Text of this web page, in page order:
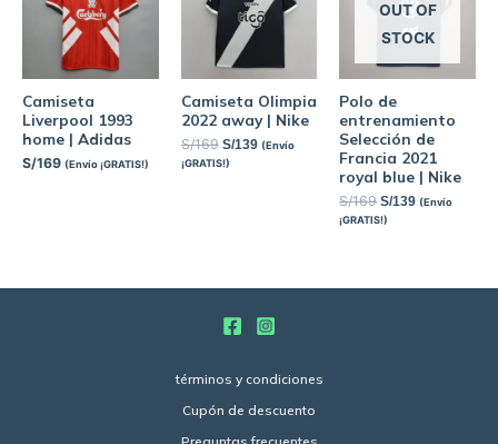
Camiseta
Liverpool 1993
home | Adidas
S/169 (Envío ¡GRATIS!)
Camiseta Olimpia
2022 away | Nike
S/169 S/139 (Envío
¡GRATIS!)
OUT OF
STOCK
Polo de
entrenamiento
Selección de
Francia 2021
royal blue | Nike
S/169 S/139 (Envío
¡GRATIS!)
términos y condiciones
Cupón de descuento